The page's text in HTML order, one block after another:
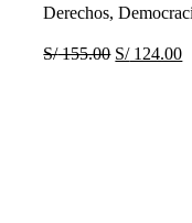
Derechos,
S/155.00 S/124.00